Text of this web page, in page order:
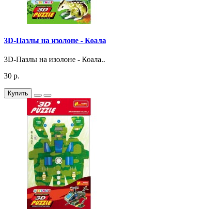
3D-Пазлы на изолоне - Коала
3D-Пазлы на изолоне - Коала..
30 р.
Купить